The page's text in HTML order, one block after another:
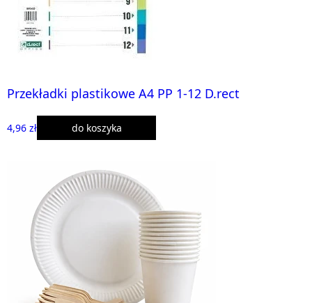
Przekładki plastikowe A4 PP 1-12 D.rect
4,96 zł do koszyka